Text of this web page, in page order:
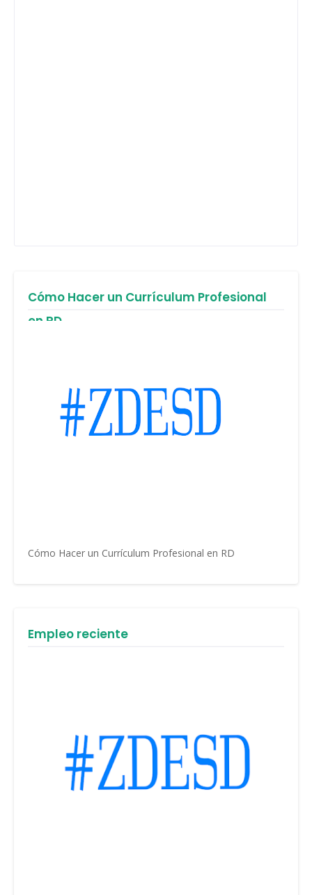
Cómo Hacer un Currículum Profesional
en RD
Cómo Hacer un Currículum Profesional en RD
Empleo reciente